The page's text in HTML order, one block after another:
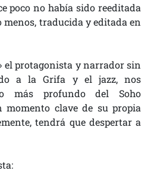
poco no había sido reeditada
menos, traducida y editada en
el protagonista y narrador sin
a la Grifa y el jazz, nos
más profundo del Soho
momento clave de su propia
tendrá que despertar a